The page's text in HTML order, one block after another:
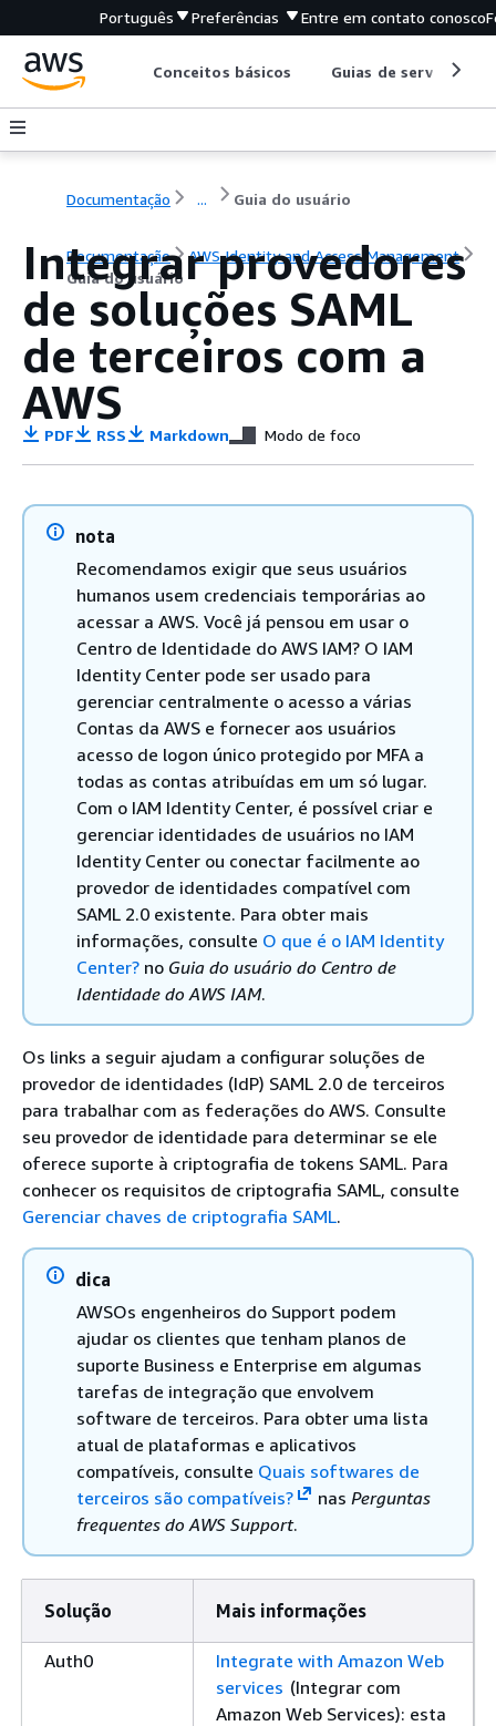
Português Preferências Entre em contato conosco
Conceitos básicos Guias de serviço
Documentação ... Guia do usuário
Documentação
AWS Identity and Access Management
Guia do usuário
Integrar provedores
de soluções SAML
de terceiros com a
AWS
PDF RSS Markdown Modo de foco
nota
Recomendamos exigir que seus usuários
humanos usem credenciais temporárias ao
acessar a AWS. Você já pensou em usar o
Centro de Identidade do AWS IAM? O IAM
Identity Center pode ser usado para
gerenciar centralmente o acesso a várias
Contas da AWS e fornecer aos usuários
acesso de logon único protegido por MFA a
todas as contas atribuídas em um só lugar.
Com o IAM Identity Center, é possível criar e
gerenciar identidades de usuários no IAM
Identity Center ou conectar facilmente ao
provedor de identidades compatível com
SAML 2.0 existente. Para obter mais
informações, consulte O que é o IAM Identity
Center? no Guia do usuário do Centro de
Identidade do AWS IAM.
Os links a seguir ajudam a configurar soluções de
provedor de identidades (IdP) SAML 2.0 de terceiros
para trabalhar com as federações do AWS. Consulte
seu provedor de identidade para determinar se ele
oferece suporte à criptografia de tokens SAML. Para
conhecer os requisitos de criptografia SAML, consulte
Gerenciar chaves de criptografia SAML.
dica
AWSOs engenheiros do Support podem
ajudar os clientes que tenham planos de
suporte Business e Enterprise em algumas
tarefas de integração que envolvem
software de terceiros. Para obter uma lista
atual de plataformas e aplicativos
compatíveis, consulte Quais softwares de
terceiros são compatíveis?
nas Perguntas
frequentes do AWS Support.
Solução Mais informações
Auth0
Integrate with Amazon Web
services (Integrar com
Amazon Web Services): esta